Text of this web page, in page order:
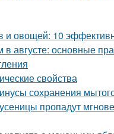
овощей: 10
в августе: основные
свойства
сохранения
пропадут